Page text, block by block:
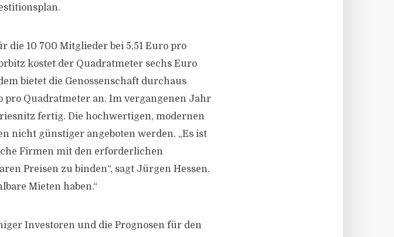
10 700 Mitglieder bei 5,51 Euro pro
kostet der Quadratmeter sechs Euro
bietet die Genossenschaft durchaus
pro Quadratmeter an. Im vergangenen Jahr
fertig. Die hochwertigen, modernen
nicht günstiger angeboten werden. „Es ist
Firmen mit den erforderlichen
Preisen zu binden“, sagt Jürgen Hessen.
Mieten haben.“
Investoren und die Prognosen für den